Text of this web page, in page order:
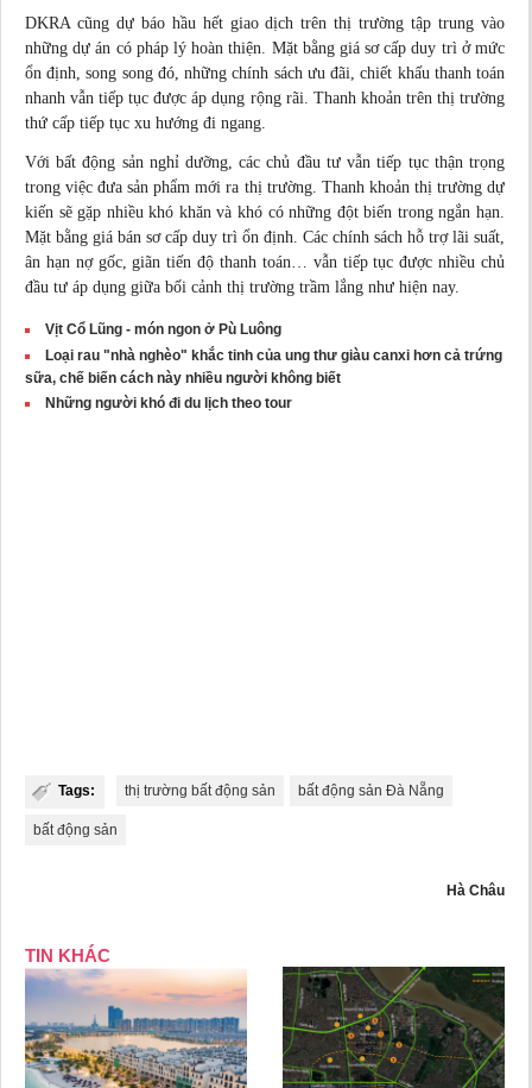
DKRA cũng dự báo hầu hết giao dịch trên thị trường tập trung vào
những dự án có pháp lý hoàn thiện. Mặt bằng giá sơ cấp duy trì ở mức
ổn định, song song đó, những chính sách ưu đãi, chiết khấu thanh toán
nhanh vẫn tiếp tục được áp dụng rộng rãi. Thanh khoản trên thị trường
thứ cấp tiếp tục xu hướng đi ngang.
Với bất động sản nghỉ dưỡng, các chủ đầu tư vẫn tiếp tục thận trọng
trong việc đưa sản phẩm mới ra thị trường. Thanh khoản thị trường dự
kiến sẽ gặp nhiều khó khăn và khó có những đột biến trong ngắn hạn.
Mặt bằng giá bán sơ cấp duy trì ổn định. Các chính sách hỗ trợ lãi suất,
ân hạn nợ gốc, giãn tiến độ thanh toán… vẫn tiếp tục được nhiều chủ
đầu tư áp dụng giữa bối cảnh thị trường trầm lắng như hiện nay.
Vịt Cổ Lũng - món ngon ở Pù Luông
Loại rau "nhà nghèo" khắc tinh của ung thư giàu canxi hơn cả trứng
sữa, chế biến cách này nhiều người không biết
Những người khó đi du lịch theo tour
Tags: thị trường bất động sản bất động sản Đà Nẵng
bất động sản
Hà Châu
TIN KHÁC